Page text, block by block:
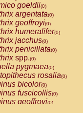
goeldii(0)
argentata(0)
geoffroyi(0)
humeralifer(0)
jacchus(0)
penicillata(0)
spp.(0)
pygmaea(0)
rosalia(0)
bicolor(0)
fuscicollis(0)
geoffroyi(0)